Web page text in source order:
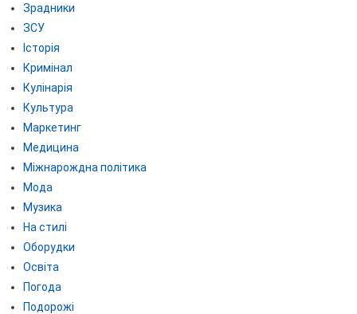
Зрадники
ЗСУ
Історія
Кримінал
Кулінарія
Культура
Маркетинг
Медицина
Міжнарождна політика
Мода
Музика
На стилі
Оборудки
Освіта
Погода
Подорожі